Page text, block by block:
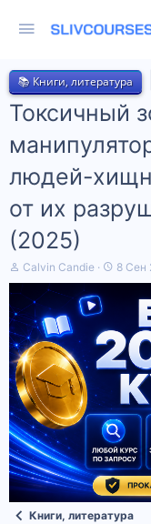
📚 Книги, литература
Токсичный
людей-
от их
(2025)
А
в
т
о
р
т
е
м
ы
Calvin Candie
Д
а
а
ч
а
л
8 Сен
Книги, литература